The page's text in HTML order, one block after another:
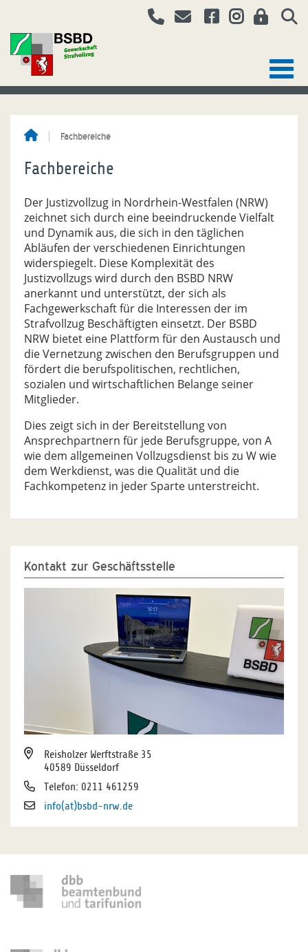
Fachbereiche
Fachbereiche
Der Justizvollzug in Nordrhein-Westfalen (NRW)
zeichnet sich durch eine beeindruckende Vielfalt
und Dynamik aus, die sich in den täglichen
Abläufen der verschiedenen Einrichtungen
widerspiegelt. Diese Komplexität des
Justizvollzugs wird durch den BSBD NRW
anerkannt und unterstützt, der sich als
Fachgewerkschaft für die Interessen der im
Strafvollzug Beschäftigten einsetzt. Der BSBD
NRW bietet eine Plattform für den Austausch und
die Vernetzung zwischen den Berufsgruppen und
fördert die berufspolitischen, rechtlichen,
sozialen und wirtschaftlichen Belange seiner
Mitglieder.
Dies zeigt sich in der Bereitstellung von
Ansprechpartnern für jede Berufsgruppe, von A
wie dem allgemeinen Vollzugsdienst bis zu W wie
dem Werkdienst, was die Qualität und die
Fachkompetenz in jeder Sparte unterstreicht.
Kontakt zur Geschäftsstelle
Reisholzer Werftstraße 35
40589 Düsseldorf
Telefon: 0211 461259
info(at)bsbd-nrw.de